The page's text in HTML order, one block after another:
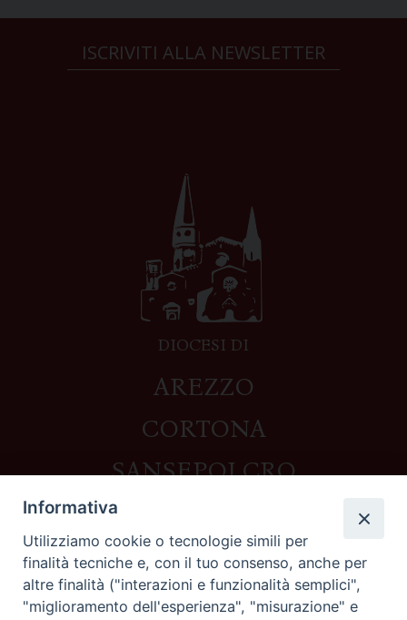
ISCRIVITI ALLA NEWSLETTER
DIOCESI DI
AREZZO
CORTONA
SANSEPOLCRO
Contatti
Piazza del Duomo,1 - 52100 Arezzo
segreteria@diocesi.arezzo.it
Informativa
Utilizziamo cookie o tecnologie simili per
finalità tecniche e, con il tuo consenso, anche per
altre finalità ("interazioni e funzionalità semplici",
"miglioramento dell'esperienza", "misurazione" e